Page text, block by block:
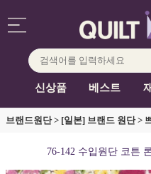
신상품 베스트
브랜드원단> [일본] 브랜드 원단>
76-142 수입원단 코튼